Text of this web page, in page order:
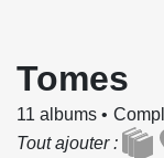
Tomes
11 albums
Tout ajouter